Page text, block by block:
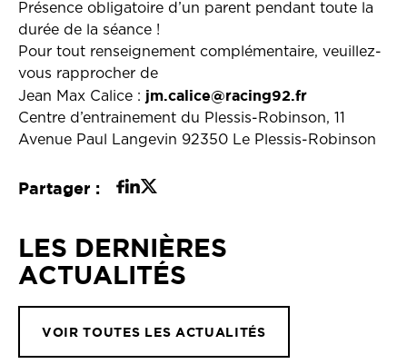
Présence obligatoire d’un parent pendant toute la
durée de la séance !
Pour tout renseignement complémentaire, veuillez-
vous rapprocher de
Jean Max Calice : jm.calice@racing92.fr
Centre d’entrainement du Plessis-Robinson, 11
Avenue Paul Langevin 92350 Le Plessis-Robinson
Partager :
LES DERNIÈRES
ACTUALITÉS
VOIR TOUTES LES ACTUALITÉS